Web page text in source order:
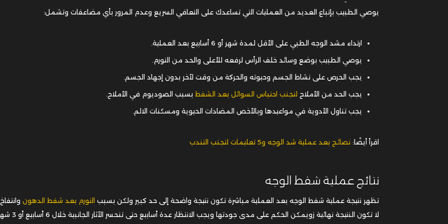
يوصي الطبيب بإتباع العديد من العمليات التي تساعدك على التعافي السريع وعدم المرور بأي مضاعفات وتشمل:
ارتداء مشد الوجه الطبي على الأقل لمدة شهر أو 6 أسابيع بعد العملية.
يوصي الطبيب بوضع وسائد خلف الرأس لرفعه للأعلى والحد من التورم.
يجب الحرص على نشاط الجسم وحيوته والحركة من وقت لآخر بدون إجهاد الجسم.
يجب الحد من الأملاح لتجنب احتباس السوائل بعد الشفط بسبب الصوديوم في الأملاح.
يجب تناول الأدوية في مواعيدها وبالأخص المضادات الحيوية ومسكنات الالم.
اقرأ أيضًا: نصائح بعد عملية شد الوجه و5 تعليمات لتجنب التندب
نتائج عملية شفط الوجه
تظهر نتيجة عملية شفط الوجه بعد العملية مباشرة تكون نتيجة واضحة إلى حد كبير ولكن بسببالتورم بعد شفط الدهون
لا تكون النتيجة نهائية زويمكن الحكم على